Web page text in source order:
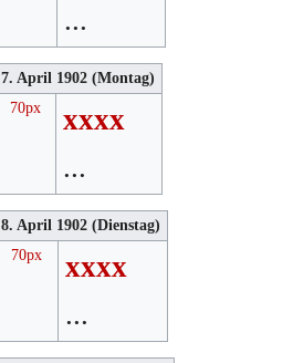
...
7. April 1902 (Montag)
70px
xxxx
...
8. April 1902 (Dienstag)
70px
xxxx
...